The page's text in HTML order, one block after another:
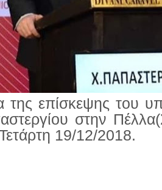
επίσκεψης του
στην
19/12/2018.